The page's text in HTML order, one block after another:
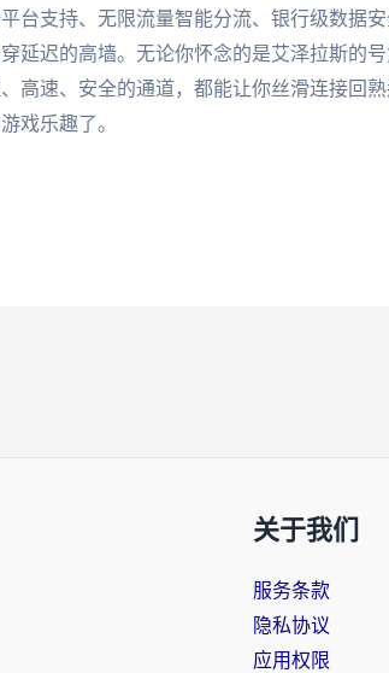
台支持、无限流量智能分流、银行级数据
延迟的高墙。无论你怀念的是艾泽拉斯的
高速、安全的通道，都能让你丝滑连接回
戏乐趣了。
关于我们
服务条款
隐私协议
应用权限